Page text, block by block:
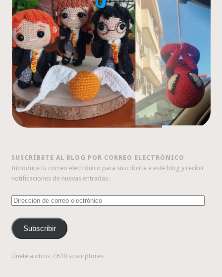
SUSCRÍBETE AL BLOG POR CORREO ELECTRÓNICO
Introduce tu correo electrónico para suscribirte a este blog y recibir
notificaciones de nuevas entradas.
Dirección
correo
electrónico
Subscribir
Únete a otros 7.610 suscriptores